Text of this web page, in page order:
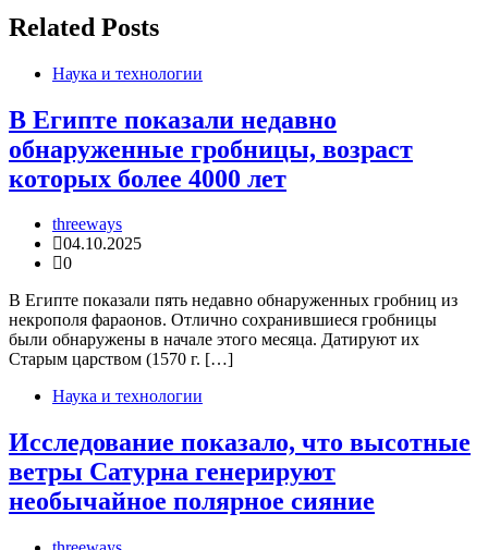
Related Posts
Наука и технологии
В Египте показали недавно
обнаруженные гробницы, возраст
которых более 4000 лет
threeways
04.10.2025
0
В Египте показали пять недавно обнаруженных гробниц из
некрополя фараонов. Отлично сохранившиеся гробницы
были обнаружены в начале этого месяца. Датируют их
Старым царством (1570 г. […]
Наука и технологии
Исследование показало, что высотные
ветры Сатурна генерируют
необычайное полярное сияние